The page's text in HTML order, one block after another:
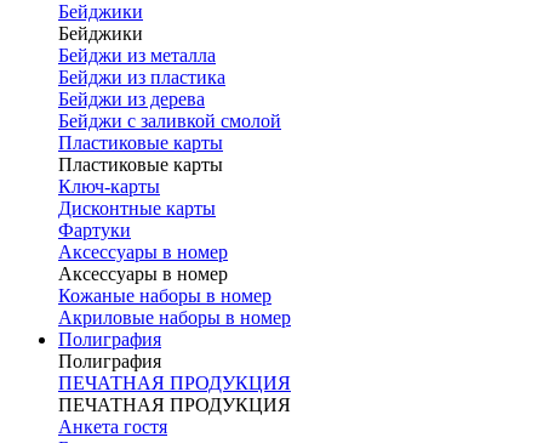
Бейджики
Бейджики
Бейджи из металла
Бейджи из пластика
Бейджи из дерева
Бейджи с заливкой смолой
Пластиковые карты
Пластиковые карты
Ключ-карты
Дисконтные карты
Фартуки
Аксессуары в номер
Аксессуары в номер
Кожаные наборы в номер
Акриловые наборы в номер
Полиграфия
Полиграфия
ПЕЧАТНАЯ ПРОДУКЦИЯ
ПЕЧАТНАЯ ПРОДУКЦИЯ
Анкета гостя